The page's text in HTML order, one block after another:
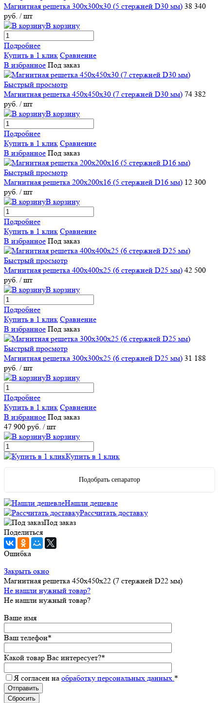
Магнитная решетка 300х300х30 (5 стержней D30 мм) 38 340
руб. / шт
В корзину
Подробнее
Купить в 1 клик Сравнение
В избранное Под заказ
Быстрый просмотр
Магнитная решетка 450х450х30 (7 стержней D30 мм) 74 382
руб. / шт
В корзину
Подробнее
Купить в 1 клик Сравнение
В избранное Под заказ
Быстрый просмотр
Магнитная решетка 200х200х16 (5 стержней D16 мм) 12 300
руб. / шт
В корзину
Подробнее
Купить в 1 клик Сравнение
В избранное Под заказ
Быстрый просмотр
Магнитная решетка 400х400х25 (6 стержней D25 мм) 42 500
руб. / шт
В корзину
Подробнее
Купить в 1 клик Сравнение
В избранное Под заказ
Быстрый просмотр
Магнитная решетка 300х300х25 (6 стержней D25 мм) 31 188
руб. / шт
В корзину
Подробнее
Купить в 1 клик Сравнение
В избранное Под заказ
47 900 руб. / шт
В корзину
Купить в 1 клик
Подобрать сепаратор
Нашли дешевле
Рассчитать доставку
Под заказ
Поделиться
Ошибка
Закрыть окно
Магнитная решетка 450х450х22 (7 стержней D22 мм)
Не нашли нужный товар?
Не нашли нужный товар?
Ваше имя
Ваш телефон*
Какой товар Вас интересует?*
Я согласен на обработку персональных данных. *